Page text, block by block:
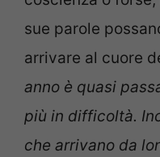
sue parole
arrivare al cuore
anno è quasi
più in difficoltà.
che arrivano da